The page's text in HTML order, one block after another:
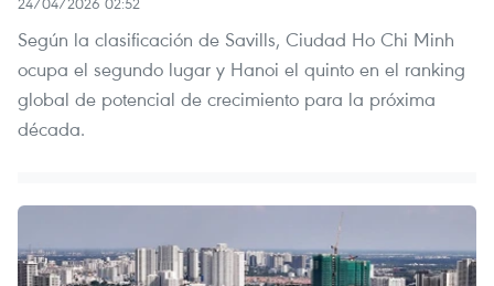
Según la clasificación de Savills, Ciudad Ho Chi Minh
ocupa el segundo lugar y Hanoi el quinto en el ranking
global de potencial de crecimiento para la próxima
década.